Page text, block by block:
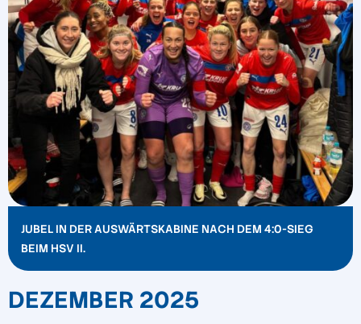
JUBEL IN DER AUSWÄRTSKABINE NACH DEM 4:0-SIEG
BEIM HSV II.
DEZEMBER 2025